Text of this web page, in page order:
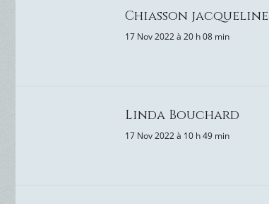
Chiasson jacqueline
17 Nov 2022 à 20 h 08 min
Linda Bouchard
17 Nov 2022 à 10 h 49 min